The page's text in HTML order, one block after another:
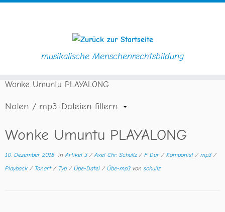
springen
musikalische Menschenrechtsbildung
Wonke Umuntu PLAYALONG
Noten / mp3-Dateien filtern
Wonke Umuntu PLAYALONG
10. Dezember 2018 inArtikel 3 /Axel Chr. Schullz / F Dur / Komponist / mp3 /
Playback / Tonart / Typ / Übe-Datei / Übe-mp3 von schullz